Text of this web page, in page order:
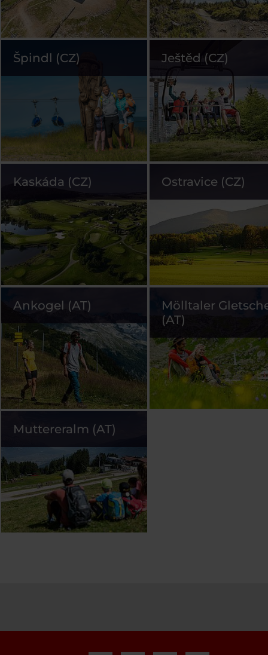
Špindl (CZ) Ještěd (CZ)
Kaskáda (CZ) Ostravice (CZ)
Ankogel (AT)
Mölltaler
(AT)
Muttereralm (AT)